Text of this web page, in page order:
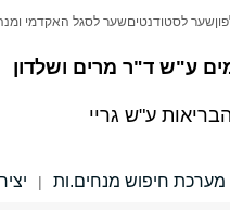
ע"ש ד"ר מרים ושלדון
ע"ש גריי
שער לסטודנטיםשער לסגל האקדמי
מערכת חיפוש מנחים.ות |